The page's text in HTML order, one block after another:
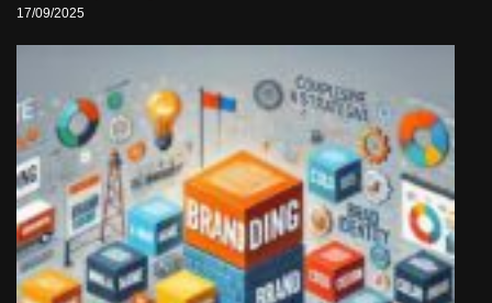
17/09/2025